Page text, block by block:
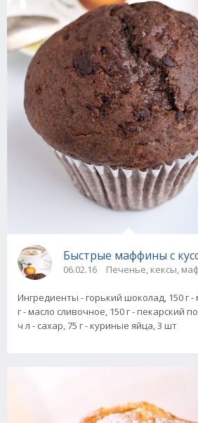
Быстрые маффины с
06.02.16 Печенье, кексы,
Ингредиенты - горький шоколад, 150 г -
г - масло сливочное, 150 г - пекарский
ч л - сахар, 75 г - куриные яйца, 3 шт